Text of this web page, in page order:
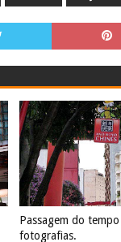
Passagem do tempo
fotografias.